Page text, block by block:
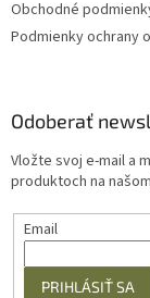
Obchodné
Podmienky ochrany
Odoberať
Vložte svoj e-mail a
produktoch na
Email
PRIHLÁSIŤ SA